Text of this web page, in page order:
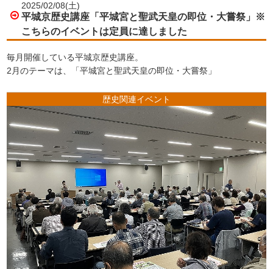
2025/02/08(土)
平城京歴史講座「平城宮と聖武天皇の即位・大嘗祭」※
こちらのイベントは定員に達しました
毎月開催している平城京歴史講座。
2月のテーマは、「平城宮と聖武天皇の即位・大嘗祭」
歴史関連イベント